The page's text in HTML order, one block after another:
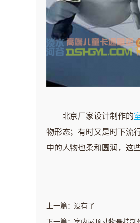
北京厂家设计制作的
物形态；有时又是时下流
中的人物也柔和圆润，这
上一篇：没有了